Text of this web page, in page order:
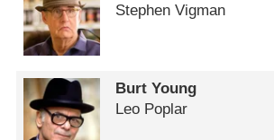
Stephen Vigman
Burt Young
Leo Poplar